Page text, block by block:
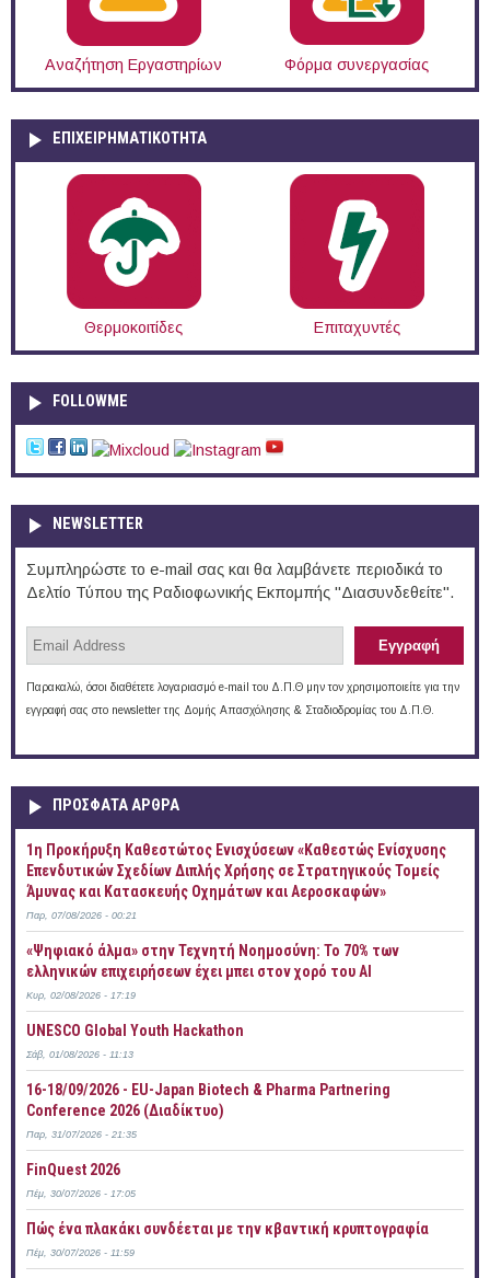
Αναζήτηση Εργαστηρίων Φόρμα συνεργασίας
ΕΠΙΧΕΙΡΗΜΑΤΙΚΟΤΗΤΑ
Θερμοκοιτίδες Επιταχυντές
FOLLOWME
NEWSLETTER
Συμπληρώστε το e-mail σας και θα λαμβάνετε περιοδικά το
Δελτίο Τύπου της Ραδιοφωνικής Εκπομπής "Διασυνδεθείτε".
Παρακαλώ, όσοι διαθέτετε λογαριασμό e-mail του Δ.Π.Θ μην τον χρησιμοποιείτε για την
εγγραφή σας στο newsletter της Δομής Απασχόλησης & Σταδιοδρομίας του Δ.Π.Θ.
ΠΡOΣΦΑΤΑ AΡΘΡΑ
1η Προκήρυξη Καθεστώτος Ενισχύσεων «Καθεστώς Ενίσχυσης
Επενδυτικών Σχεδίων Διπλής Χρήσης σε Στρατηγικούς Τομείς
Άμυνας και Κατασκευής Οχημάτων και Αεροσκαφών»
Παρ, 07/08/2026 - 00:21
«Ψηφιακό άλμα» στην Τεχνητή Νοημοσύνη: Το 70% των
ελληνικών επιχειρήσεων έχει μπει στον χορό του AI
Κυρ, 02/08/2026 - 17:19
UNESCO Global Youth Hackathon
Σάβ, 01/08/2026 - 11:13
16-18/09/2026 - EU-Japan Biotech & Pharma Partnering
Conference 2026 (Διαδίκτυο)
Παρ, 31/07/2026 - 21:35
FinQuest 2026
Πέμ, 30/07/2026 - 17:05
Πώς ένα πλακάκι συνδέεται με την κβαντική κρυπτογραφία
Πέμ, 30/07/2026 - 11:59